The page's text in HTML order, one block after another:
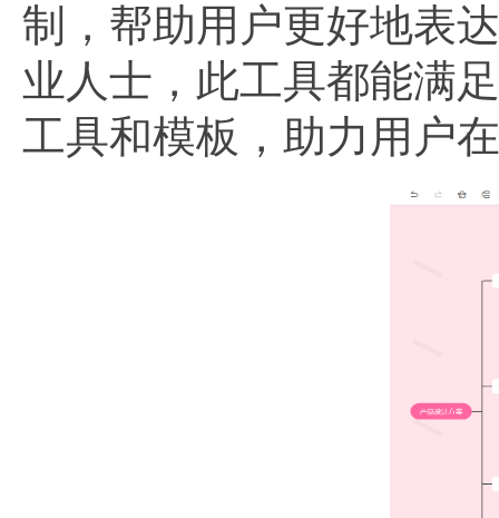
制，帮助用户更好地表
业人士，此工具都能满
工具和模板，助力用户